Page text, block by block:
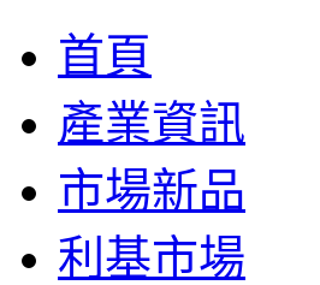
首頁
產業資訊
市場新品
利基市場